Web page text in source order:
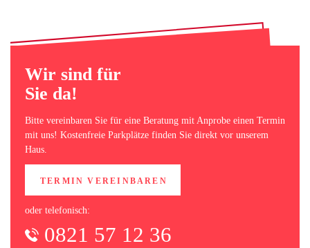
Wir sind für
Sie da!
Bitte vereinbaren Sie für eine Beratung mit Anprobe einen Termin
mit uns! Kostenfreie Parkplätze finden Sie direkt vor unserem
Haus.
TERMIN VEREINBAREN
oder telefonisch:
0821 57 12 36